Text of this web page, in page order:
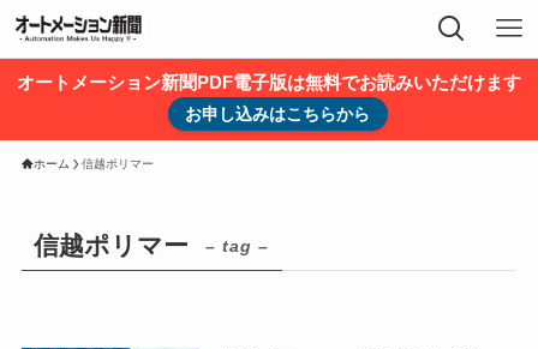
オートメーション新聞PDF電子版は無料でお読みいただけます
お申し込みはこちらから
ホーム 信越ポリマー
信越ポリマー – tag –